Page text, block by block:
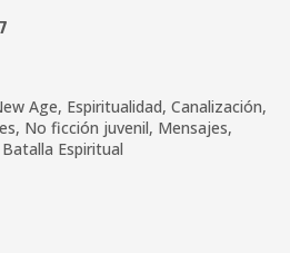
Age, Espiritualidad, Canalización,
No ficción juvenil, Mensajes,
Espiritual